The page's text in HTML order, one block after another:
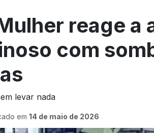
reage a
com
levar nada
em 14 de maio de 2026